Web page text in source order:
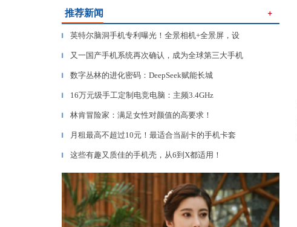
推荐新闻 ＋
▎ 英特尔脑洞手机专利曝光！全景相机+全景屏，设
▎ 又一国产手机系统再次确认，成为全球第三大手机
▎ 数字丛林的进化密码：DeepSeek赋能长城
▎ 16万元级手工定制电竞电脑：主频3.4GHz
▎ 林肯冒险家：满足女性对颜值的高要求！
▎ 月租最高不超过10元！最适合当副卡的手机卡套
▎ 这些有趣又质佳的手机壳，从6到X都适用！